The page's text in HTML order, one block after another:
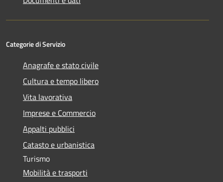
Categorie di Servizio
Anagrafe e stato civile
Cultura e tempo libero
Vita lavorativa
Imprese e Commercio
Appalti pubblici
Catasto e urbanistica
Turismo
Mobilità e trasporti